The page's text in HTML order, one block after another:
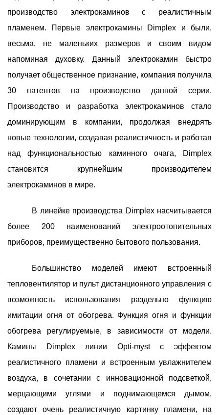
производство электрокаминов с реалистичным
пламенем. Первые электрокамины Dimplex и были,
весьма, не маленьких размеров и своим видом
напоминая духовку. Данный электрокамин быстро
получает общественное признание, компания получила
30 патентов на производство данной серии.
Производство и разработка электрокаминов стало
доминирующим в компании, продолжая внедрять
новые технологии, создавая реалистичность и работая
над функциональностью каминного очага, Dimplex
становится крупнейшим производителем
электрокаминов в мире.
В линейке производства Dimplex насчитывается
более 200 наименований электроотопительных
приборов, преимущественно бытового пользования.
Большинство моделей имеют встроенный
тепловентилятор и пульт дистанционного управления с
возможность использования раздельно функцию
имитации огня от обогрева. Функция огня и функции
обогрева регулируемые, в зависимости от модели.
Камины Dimplex линии Opti-myst с эффектом
реалистичного пламени и встроенным увлажнителем
воздуха, в сочетании с инновационной подсветкой,
мерцающими углями и поднимающемся дымом,
создают очень реалистичную картинку пламени, на